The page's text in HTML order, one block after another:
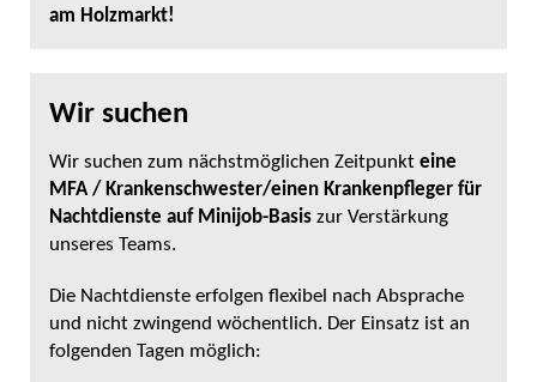
am Holzmarkt!
Wir suchen
Wir suchen zum nächstmöglichen Zeitpunkt eine
MFA / Krankenschwester/einen Krankenpfleger für
Nachtdienste auf Minijob-Basis zur Verstärkung
unseres Teams.
Die Nachtdienste erfolgen flexibel nach Absprache
und nicht zwingend wöchentlich. Der Einsatz ist an
folgenden Tagen möglich: